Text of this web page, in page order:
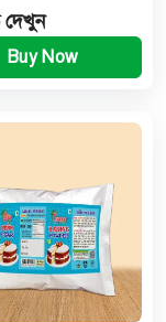
দেখুন
Buy Now